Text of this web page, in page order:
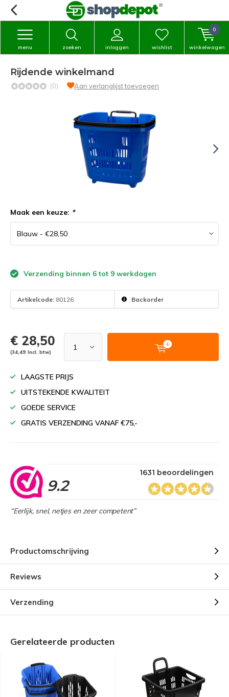
zoeken inloggen
menu wishlist winkelwagen
0
Rijdende winkelmand
(0) Aan verlanglijst toevoegen
Maak een keuze: *
Verzending binnen 6 tot 9 werkdagen
Artikelcode: 80126 Backorder
€ 28,50
(34,49 Incl. btw)
LAAGSTE PRIJS
UITSTEKENDE KWALITEIT
GOEDE SERVICE
GRATIS VERZENDING VANAF €75,-
9.2
1631 beoordelingen
“Eerlijk, snel, netjes en zeer competent”
Productomschrijving
Reviews
Verzending
Gerelateerde producten